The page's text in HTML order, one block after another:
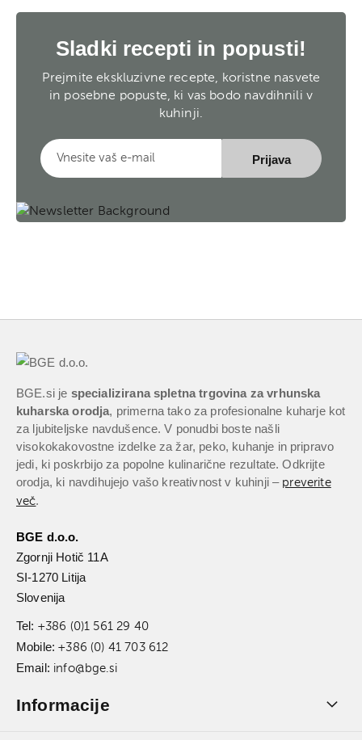
Sladki recepti in popusti!
Prejmite ekskluzivne recepte, koristne nasvete
in posebne popuste, ki vas bodo navdihnili v
kuhinji.
Prijava
BGE.si je specializirana spletna trgovina za vrhunska
kuharska orodja, primerna tako za profesionalne kuharje kot
za ljubiteljske navdušence. V ponudbi boste našli
visokokakovostne izdelke za žar, peko, kuhanje in pripravo
jedi, ki poskrbijo za popolne kulinarične rezultate. Odkrijte
orodja, ki navdihujejo vašo kreativnost v kuhinji – preverite
več.
BGE d.o.o.
Zgornji Hotič 11A
SI-1270 Litija
Slovenija
Tel: +386 (0)1 561 29 40
Mobile:+386 (0) 41 703 612
Email: info@bge.si
Informacije